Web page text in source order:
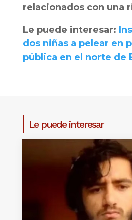
relacionados con una
Le puede interesar:
dos niñas a pelear en
pública en el norte de
Le puede interesar